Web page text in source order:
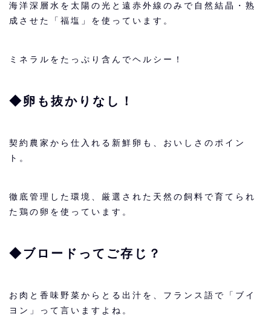
海洋深層水を太陽の光と遠赤外線のみで自然結晶・熟
成させた「福塩」を使っています。
ミネラルをたっぷり含んでヘルシー！
◆卵も抜かりなし！
契約農家から仕入れる新鮮卵も、おいしさのポイン
ト。
徹 底管理した環境、厳選された天然の飼料で育てられ
た鶏の卵を使っています。
◆ブロードってご存じ？
お肉と香味野菜からとる出汁を、フランス語で「ブイ
ヨン」って言いますよね。